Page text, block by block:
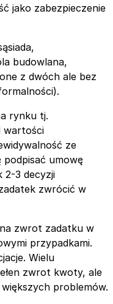
jako zabezpieczenie
budowlana,
z dwóch ale bez
rynku tj.
wartości
ze
umowę
2-3 decyzji
zwrócić w
zwrot zadatku w
przypadkami.
Wielu
zwrot kwoty, ale
problemów.